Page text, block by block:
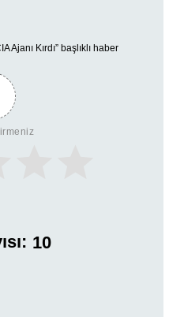
Ajanı Kırdı” başlıklı haber
10